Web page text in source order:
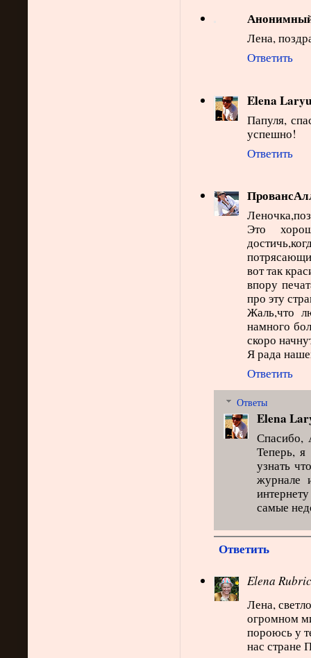
Лена,
Ответить
Elena
Папуля,
успешно!
Ответить
Это
вот так
впору
про эту
Жаль,что
намного
скоро
Я рада
Ответить
Ответы
Elena
Спасибо,
Теперь,
узнать
журнале
самые
Ответить
Elena Rubric
Лена,
огромном
пороюсь у
нас стране